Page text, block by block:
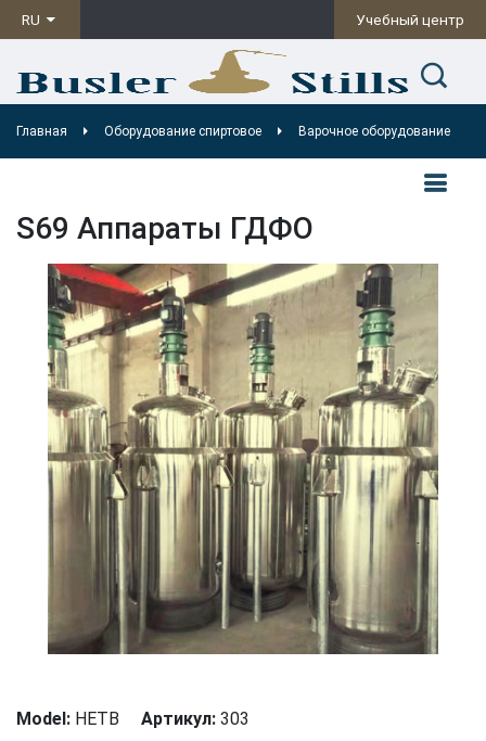
RU Учебный центр
Главная Оборудование спиртовое Варочное оборудование
S69 Аппараты ГДФО
Model: HETB Артикул: 303